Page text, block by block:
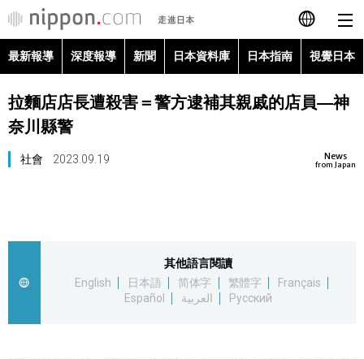
日本語
English
最新報導
最新報導 深度報導 新聞 日本資料庫 日本指南 視覺日本
拉麵店店長遭殺害＝警方逮補其親戚的店員―神
奈川縣警
News
from Japan
社會 2023.09.19
其他語言閱讀
English
日本語 简体字 繁體字
Français
Español
العربية Русский